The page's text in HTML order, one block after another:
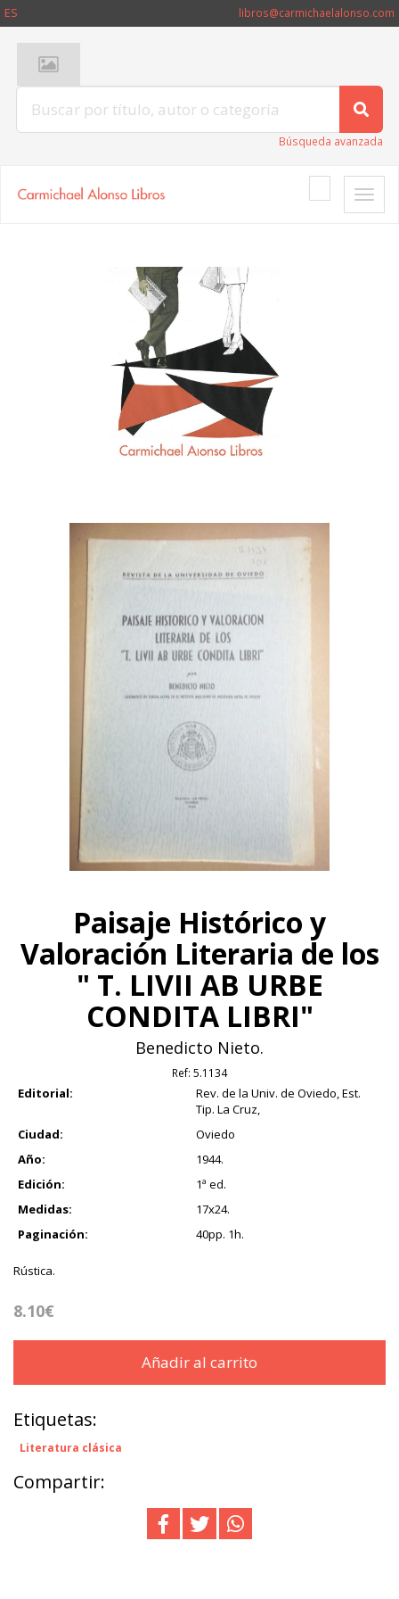
ES libros@carmichaelalonso.com
Búsqueda avanzada
Toggle
Paisaje Histórico y
Valoración Literaria de los
" T. LIVII AB URBE
CONDITA LIBRI"
Benedicto Nieto.
Ref: 5.1134
Editorial:
Rev. de la Univ. de Oviedo, Est.
Tip. La Cruz,
Ciudad:
Oviedo
Año:
1944.
Edición:
1ª ed.
Medidas:
17x24.
Paginación:
40pp. 1h.
Rústica.
8.10€
Añadir al carrito
Etiquetas:
Literatura clásica
Compartir: